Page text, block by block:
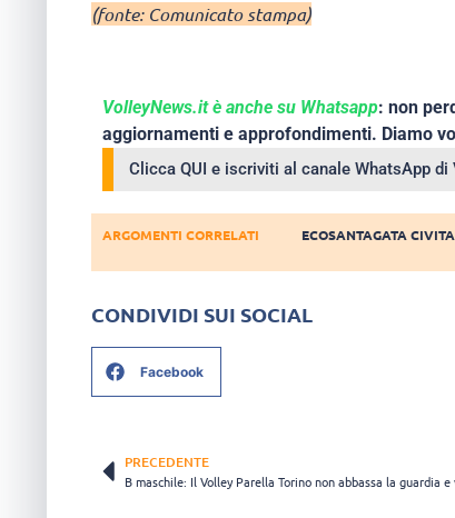
(fonte: Comunicato stampa)
VolleyNews.it è anche su Whatsapp: non
aggiornamenti e approfondimenti. Diamo
Clicca QUI e iscriviti al canale WhatsApp di
ARGOMENTI CORRELATI ECOSANTAGATA
CONDIVIDI SUI SOCIAL
Facebook
PRECEDENTE